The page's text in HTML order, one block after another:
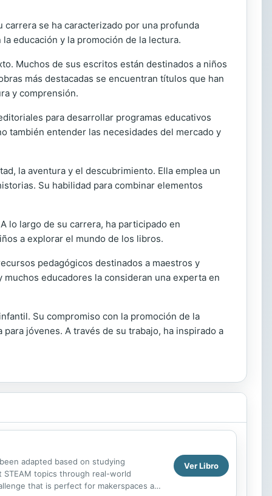
se ha caracterizado por una profunda
educación y la promoción de la lectura.
Muchos de sus escritos están destinados a niños
más destacadas se encuentran títulos que han
y comprensión.
para desarrollar programas educativos
también entender las necesidades del mercado y
la aventura y el descubrimiento. Ella emplea un
Su habilidad para combinar elementos
lo largo de su carrera, ha participado en
a explorar el mundo de los libros.
pedagógicos destinados a maestros y
educadores la consideran una experta en
Su compromiso con la promoción de la
jóvenes. A través de su trabajo, ha inspirado a
adapted based on studying
topics through real-world
that is perfect for makerspaces and
Ver Libro